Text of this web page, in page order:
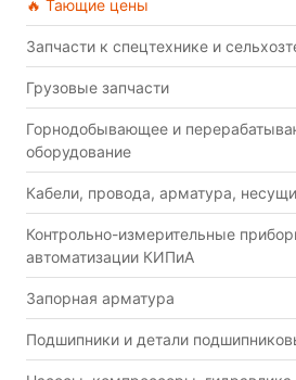
🔥 Тающие цены
Запчасти к спецтехнике и
Грузовые запчасти
Горнодобывающее и
оборудование
Кабели, провода, арматура,
Контрольно-измерительные
автоматизации КИПиА
Запорная арматура
Подшипники и детали